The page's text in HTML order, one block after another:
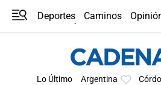
Deportes Caminos
Lo Último Argentina